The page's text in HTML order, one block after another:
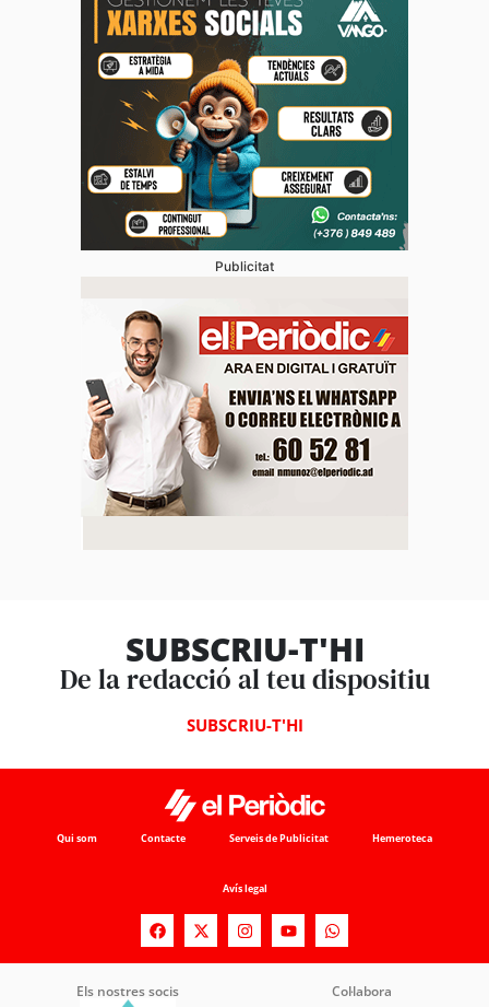
Publicitat
SUBSCRIU-T'HI
De la redacció al teu dispositiu
SUBSCRIU-T'HI
Qui som Contacte Serveis de Publicitat Hemeroteca
Avís legal
Els nostres socis Col·labora